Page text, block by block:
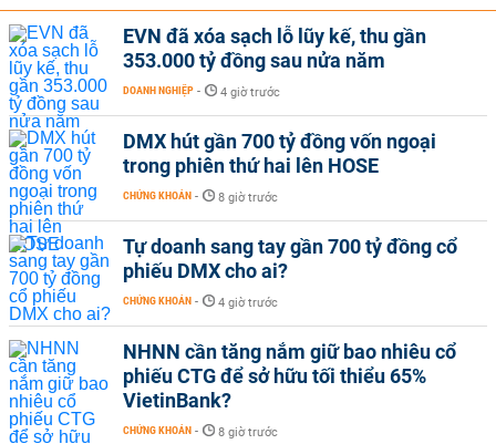
EVN đã xóa sạch lỗ lũy kế, thu gần
353.000 tỷ đồng sau nửa năm
DOANH NGHIỆP - 4 giờ trước
DMX hút gần 700 tỷ đồng vốn ngoại
trong phiên thứ hai lên HOSE
CHỨNG KHOÁN - 8 giờ trước
Tự doanh sang tay gần 700 tỷ đồng cổ
phiếu DMX cho ai?
CHỨNG KHOÁN - 4 giờ trước
NHNN cần tăng nắm giữ bao nhiêu cổ
phiếu CTG để sở hữu tối thiểu 65%
VietinBank?
CHỨNG KHOÁN - 8 giờ trước